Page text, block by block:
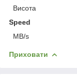
Висота
Speed
MB/s
Приховати